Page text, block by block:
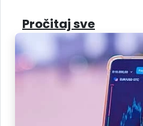
Pročitaj sve